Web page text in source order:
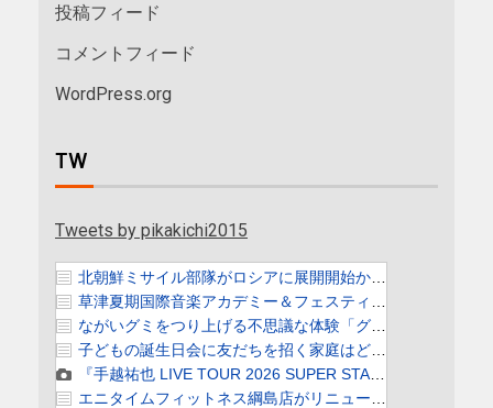
投稿フィード
コメントフィード
WordPress.org
TW
Tweets by pikakichi2015